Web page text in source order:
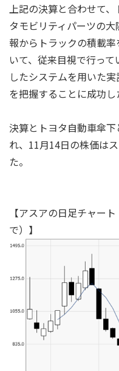
上記の決算と合わせて
タモビリティパーツの
報からトラックの積載
いて、従来目視で行っ
したシステムを用いた
を把握することに成功し
決算とトヨタ自動車傘
れ、11月14日の株価は
た。
【アスアの日足チャー
で）】